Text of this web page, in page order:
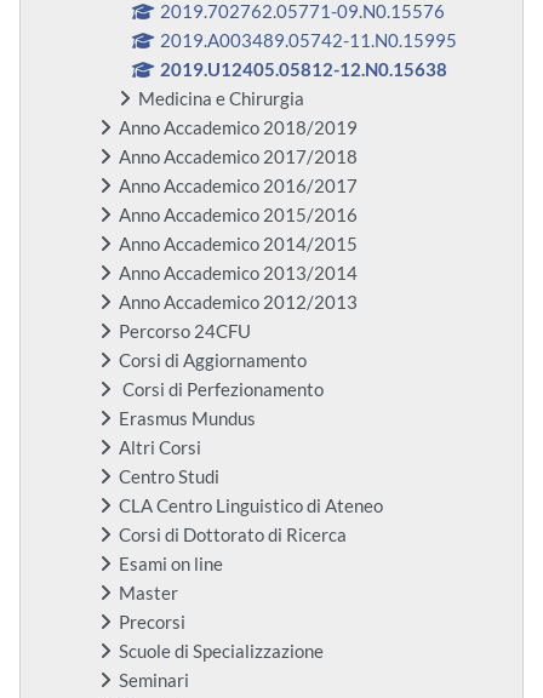
2019.702762.05771-09.N0.15576
2019.A003489.05742-11.N0.15995
2019.U12405.05812-12.N0.15638
Medicina e Chirurgia
Anno Accademico 2018/2019
Anno Accademico 2017/2018
Anno Accademico 2016/2017
Anno Accademico 2015/2016
Anno Accademico 2014/2015
Anno Accademico 2013/2014
Anno Accademico 2012/2013
Percorso 24CFU
Corsi di Aggiornamento
Corsi di Perfezionamento
Erasmus Mundus
Altri Corsi
Centro Studi
CLA Centro Linguistico di Ateneo
Corsi di Dottorato di Ricerca
Esami on line
Master
Precorsi
Scuole di Specializzazione
Seminari